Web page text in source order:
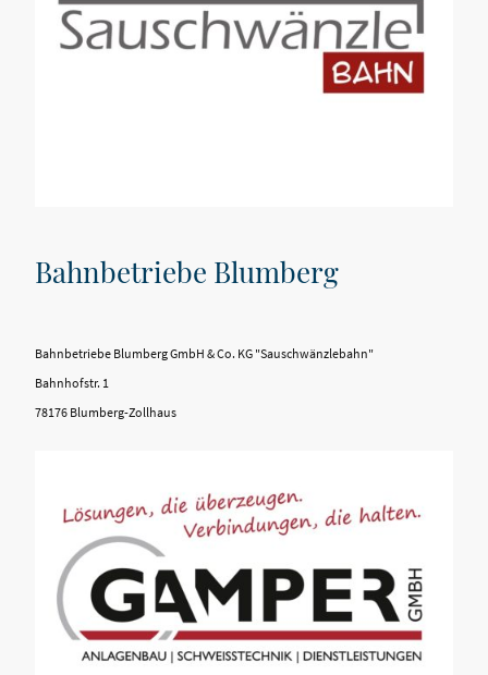
Bahnbetriebe Blumberg
Bahnbetriebe Blumberg GmbH & Co. KG "Sauschwänzlebahn"
Bahnhofstr. 1
78176 Blumberg-Zollhaus